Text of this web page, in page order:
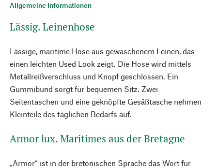
Allgemeine Informationen
Lässig. Leinenhose
Lässige, maritime Hose aus gewaschenem Leinen, das
einen leichten Used Look zeigt. Die Hose wird mittels
Metallreißverschluss und Knopf geschlossen. Ein
Gummibund sorgt für bequemen Sitz. Zwei
Seitentaschen und eine geknöpfte Gesäßtasche nehmen
Kleinteile des täglichen Bedarfs auf.
Armor lux. Maritimes aus der Bretagne
„Armor“ ist in der bretonischen Sprache das Wort für